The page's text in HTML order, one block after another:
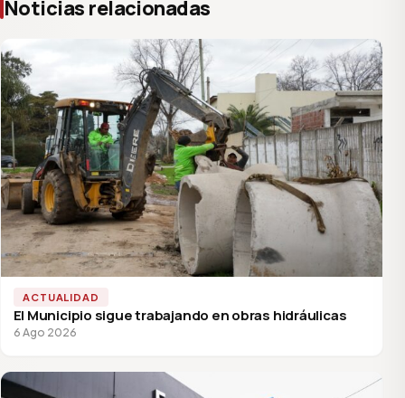
Noticias relacionadas
ACTUALIDAD
El Municipio sigue trabajando en obras hidráulicas
6 Ago 2026